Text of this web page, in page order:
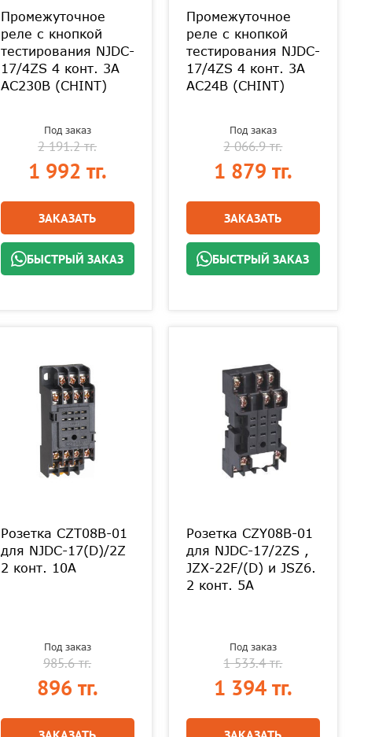
Промежуточное
реле с кнопкой
тестирования NJDC-
17/4ZS 4 конт. 3А
AC230В (CHINT)
Под заказ
2 191.2 тг.
1 992 тг.
ЗАКАЗАТЬ
БЫСТРЫЙ ЗАКАЗ
Промежуточное
реле с кнопкой
тестирования NJDC-
17/4ZS 4 конт. 3А
AC24В (CHINT)
Под заказ
2 066.9 тг.
1 879 тг.
ЗАКАЗАТЬ
БЫСТРЫЙ ЗАКАЗ
Розетка CZT08B-01
для NJDC-17(D)/2Z
2 конт. 10А
Под заказ
985.6 тг.
896 тг.
Розетка CZY08B-01
для NJDC-17/2ZS ,
JZX-22F/(D) и JSZ6.
2 конт. 5А
Под заказ
1 533.4 тг.
1 394 тг.